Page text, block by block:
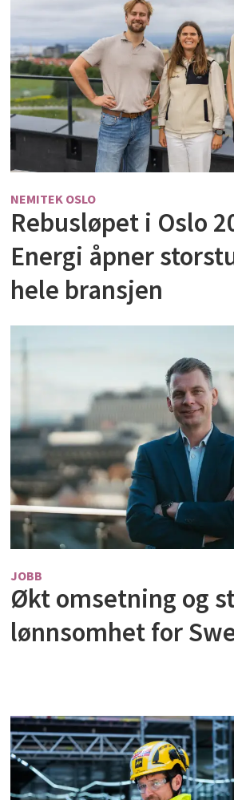
NEMITEK OSLO
Rebusløpet i Oslo
Energi åpner
hele bransjen
JOBB
Økt omsetning og
lønnsomhet for